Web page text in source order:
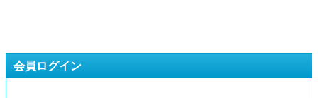
会員ログイン